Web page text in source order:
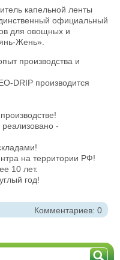
капельной ленты
официальный
для овощных и
Жень».
производства и
DRIP производится
-
на территории РФ!
10 лет.
год!
Комментариев: 0